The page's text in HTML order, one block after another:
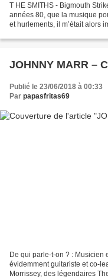
T HE SMITHS - Bigmouth
années 80, que la musique
et hurlements, il m’était alors
JOHNNY MARR –
Publié le 23/06/2018 à 00:33
Par papasfritas69
De qui parle-t-on ? : Musicien
évidemment guitariste et co-
Morrissey, des légendaires